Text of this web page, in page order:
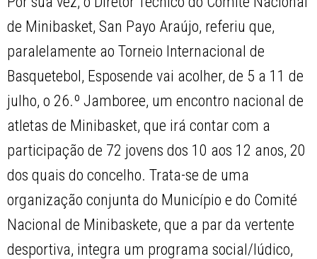
de Minibasket, San Payo Araújo, referiu que,
paralelamente ao Torneio Internacional de
Basquetebol, Esposende vai acolher, de 5 a 11 de
julho, o 26.º Jamboree, um encontro nacional de
atletas de Minibasket, que irá contar com a
participação de 72 jovens dos 10 aos 12 anos, 20
dos quais do concelho. Trata-se de uma
organização conjunta do Município e do Comité
Nacional de Minibaskete, que a par da vertente
desportiva, integra um programa social/lúdico,